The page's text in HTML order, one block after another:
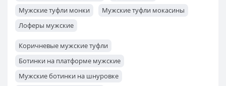
Мужские туфли монки
Мужские туфли мокасины
Лоферы мужские
Коричневые мужские туфли
Ботинки на платформе мужские
Мужские ботинки на шнуровке